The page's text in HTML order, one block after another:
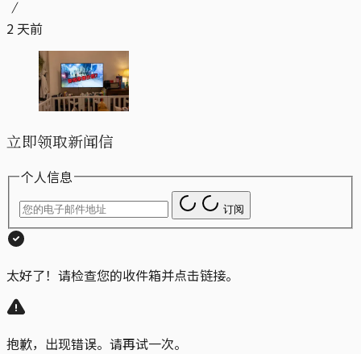
2 天前
立即领取新闻信
个人信息
订阅
太好了！请检查您的收件箱并点击链接。
抱歉，出现错误。请再试一次。